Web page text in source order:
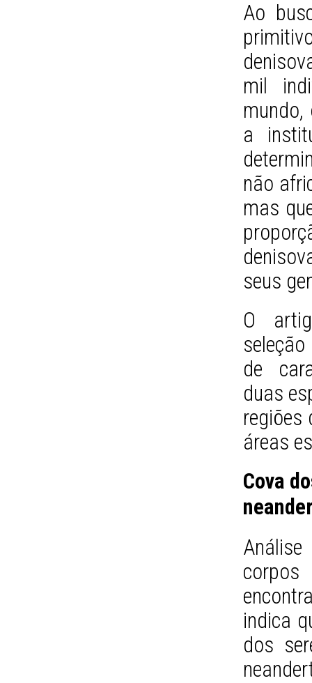
Ao
mil
a
não
mas
seus
O
de
duas
regiões
áreas
Cova
indica
dos